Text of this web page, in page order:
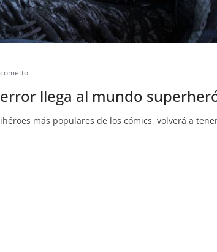
llega al mundo
más populares de los cómics, volverá a